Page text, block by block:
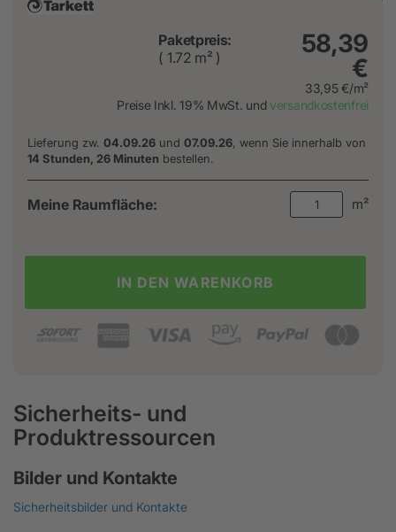
58,39
€
33,95 €/m²
Paketpreis:
( 1.72 m² )
Preise Inkl. 19% MwSt. und versandkostenfrei
Lieferung zw. 04.09.26 und 07.09.26, wenn Sie innerhalb von
14 Stunden, 26 Minuten bestellen.
Meine Raumfläche: m²
IN DEN WARENKORB
Sicherheits- und
Produktressourcen
Bilder und Kontakte
Sicherheitsbilder und Kontakte